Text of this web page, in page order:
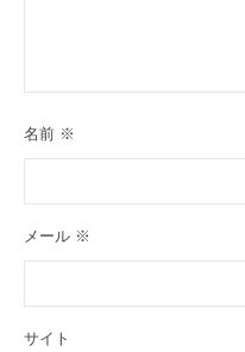
名前 ※
メール ※
サイト